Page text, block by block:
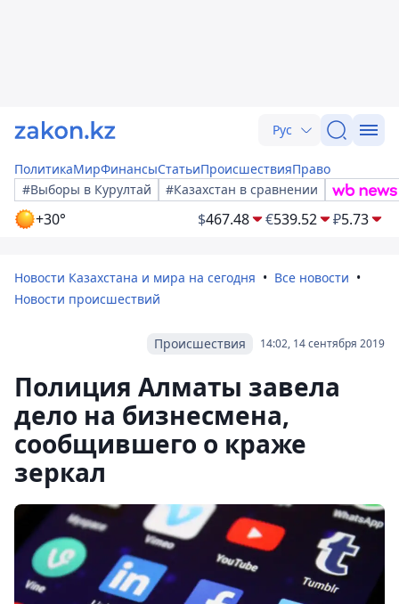
Рус
ПолитикаМирФинансыСтатьиПроисшествияПраво
#Выборы в Курултай
#Казахстан в сравнении
+30° $467.48 €539.52 ₽5.73
Новости Казахстана и мира на сегодня
Все новости
Новости происшествий
14:02, 14 сентября 2019
Происшествия
Полиция Алматы завела
дело на бизнесмена,
сообщившего о краже
зеркал